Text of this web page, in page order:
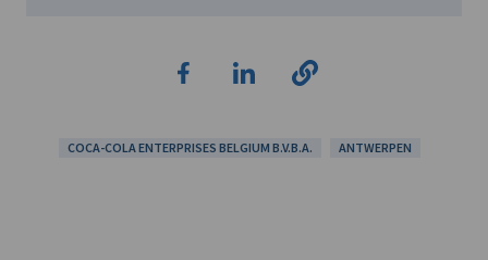
COCA-COLA ENTERPRISES BELGIUM B.V.B.A. ANTWERPEN